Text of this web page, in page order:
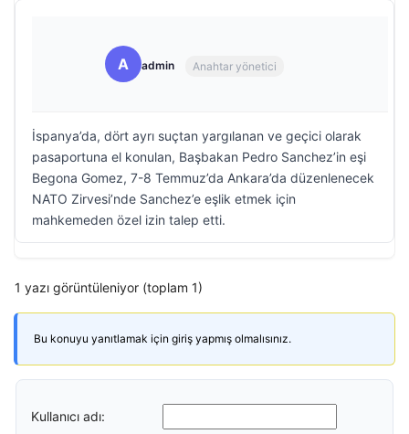
A admin Anahtar yönetici
İspanya’da, dört ayrı suçtan yargılanan ve geçici olarak
pasaportuna el konulan, Başbakan Pedro Sanchez’in eşi
Begona Gomez, 7-8 Temmuz’da Ankara’da düzenlenecek
NATO Zirvesi’nde Sanchez’e eşlik etmek için
mahkemeden özel izin talep etti.
1 yazı görüntüleniyor (toplam 1)
Bu konuyu yanıtlamak için giriş yapmış olmalısınız.
Kullanıcı adı: